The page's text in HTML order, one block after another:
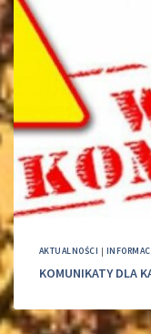
AKTUALNOŚCI |
KOMUNIKATY DLA